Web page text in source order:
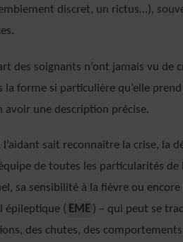
discret, un rictus…),
des soignants n’ont jamais vu de
la forme si particulière qu’elle
avoir une description précise.
l’aidant sait reconnaître la crise, la
de toutes les particularités de
sa sensibilité à la fièvre ou encore
épileptique ( EME ) – qui peut se
des chutes, des